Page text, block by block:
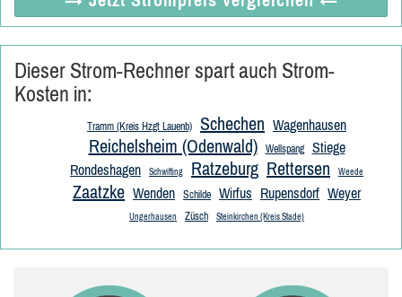
Dieser Strom-Rechner spart auch Strom-
Kosten in:
Tramm (Kreis Hzgt Lauenb) Schechen Wagenhausen
Reichelsheim (Odenwald) Wellspang
Stiege
Rondeshagen
Schwifting Ratzeburg Rettersen Weede
Zaatzke Wenden Schilde Wirfus Rupensdorf Weyer
Ungerhausen Züsch Steinkirchen (Kreis Stade)